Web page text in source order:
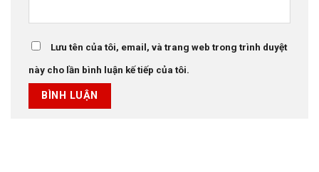
Lưu tên của tôi, email, và trang web trong trình duyệt
này cho lần bình luận kế tiếp của tôi.